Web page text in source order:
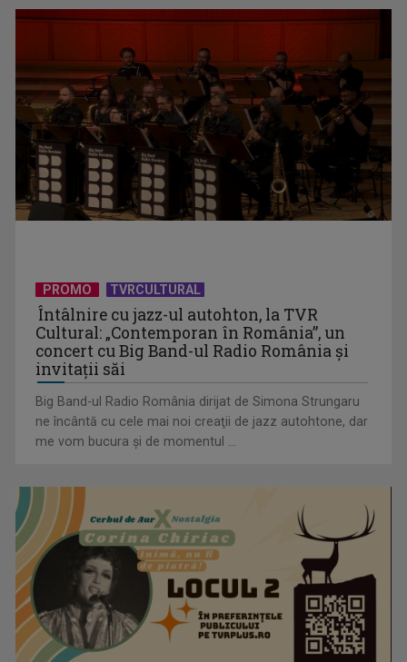
Horaţiu Mălăele ...
„Frații Jderi”, superproducția inspirată din opera lui Mihail
Sadoveanu, la ...
PROMO TVRCULTURAL
Întâlnire cu jazz-ul autohton, la TVR
Cultural: „Contemporan în România”, un
concert cu Big Band-ul Radio România şi
invitaţii săi
Big Band-ul Radio România dirijat de Simona Strungaru
ne încântă cu cele mai noi creaţii de jazz autohtone, dar
me vom bucura şi de momentul ...